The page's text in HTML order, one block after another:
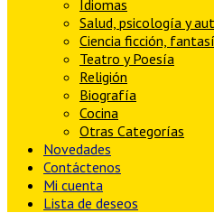
Idiomas
Salud, psicología y
Ciencia ficción,
Teatro y Poesía
Religión
Biografía
Cocina
Otras Categorías
Novedades
Contáctenos
Mi cuenta
Lista de deseos